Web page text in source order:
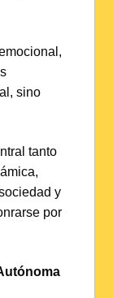
sino
tanto
y
por